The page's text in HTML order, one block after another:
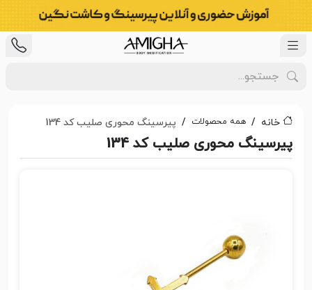
خانه همه محصولات پیرسینگ محوری صلیب کد 134
پیرسینگ محوری صلیب کد 134